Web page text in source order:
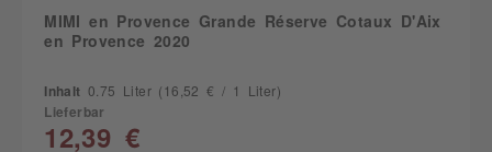
MIMI en Provence Grande Réserve Cotaux D'Aix
en Provence 2020
Inhalt 0.75 Liter (16,52 € / 1 Liter)
Lieferbar
12,39 €